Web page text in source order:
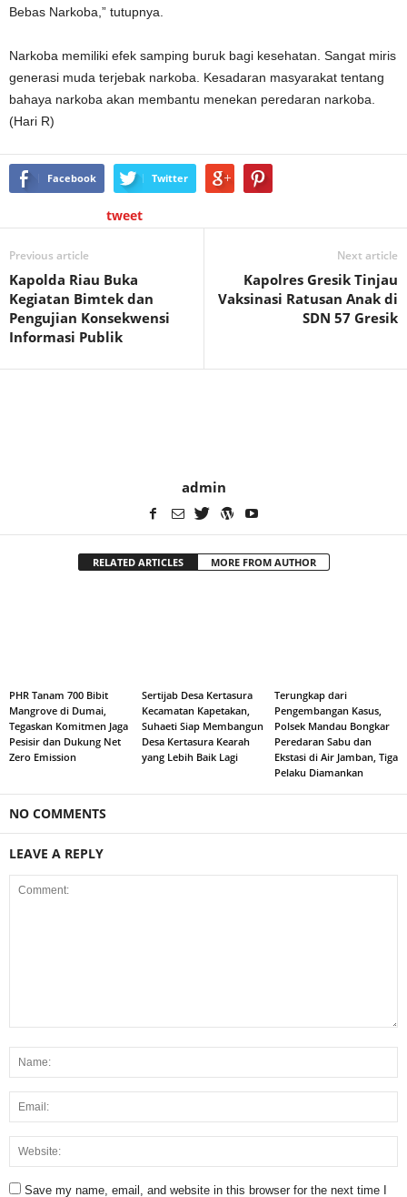
Bebas Narkoba,” tutupnya.
Narkoba memiliki efek samping buruk bagi kesehatan. Sangat miris
generasi muda terjebak narkoba. Kesadaran masyarakat tentang
bahaya narkoba akan membantu menekan peredaran narkoba.
(Hari R)
Facebook Twitter
tweet
Previous article
Kapolda Riau Buka
Kegiatan Bimtek dan
Pengujian Konsekwensi
Informasi Publik
Next article
Kapolres Gresik Tinjau
Vaksinasi Ratusan Anak di
SDN 57 Gresik
admin
RELATED ARTICLES MORE FROM AUTHOR
PHR Tanam 700 Bibit
Mangrove di Dumai,
Tegaskan Komitmen Jaga
Pesisir dan Dukung Net
Zero Emission
Sertijab Desa Kertasura
Kecamatan Kapetakan,
Suhaeti Siap Membangun
Desa Kertasura Kearah
yang Lebih Baik Lagi
Terungkap dari
Pengembangan Kasus,
Polsek Mandau Bongkar
Peredaran Sabu dan
Ekstasi di Air Jamban, Tiga
Pelaku Diamankan
NO COMMENTS
LEAVE A REPLY
Save my name, email, and website in this browser for the next time I